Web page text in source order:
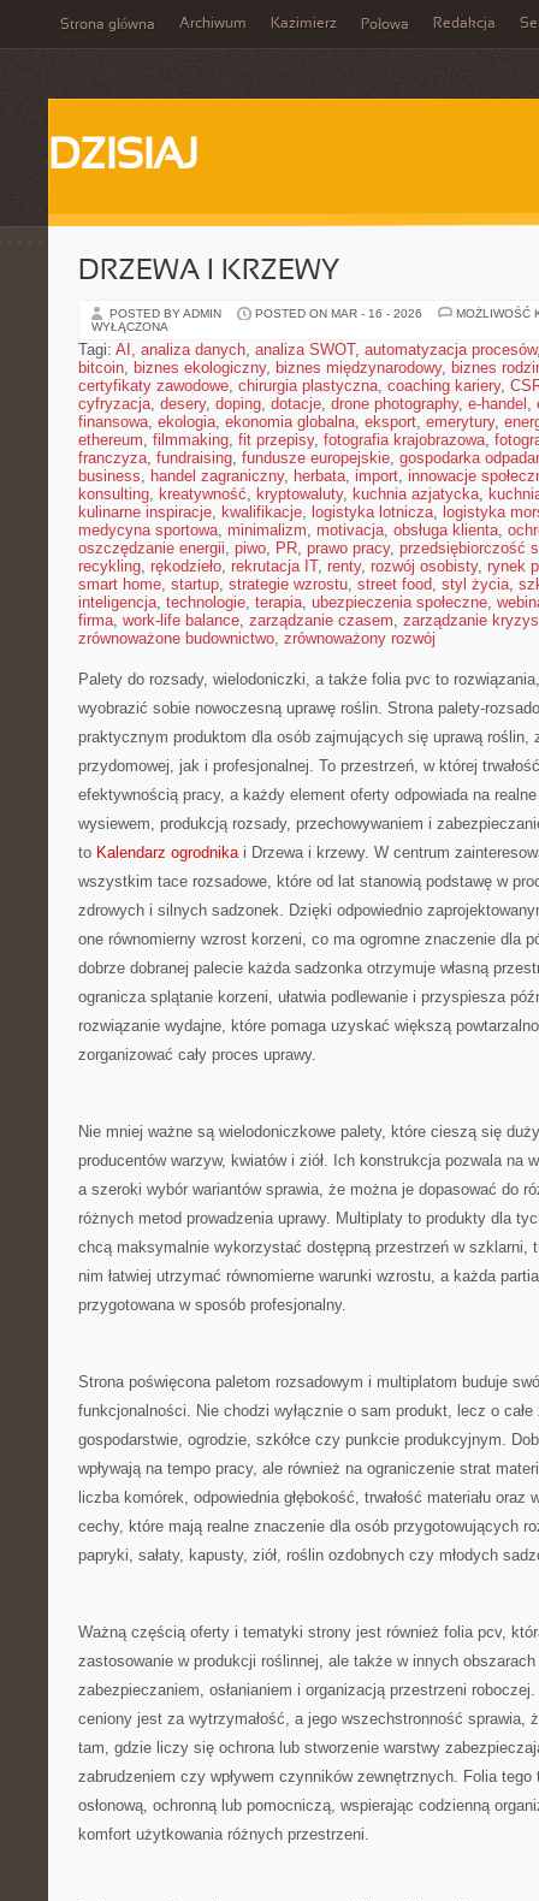
Strona główna Archiwum Kazimierz Połowa Redakcja
DZISIAJ
DRZEWA I KRZEWY
POSTED BY ADMIN POSTED ON MAR - 16 - 2026
MOŻLIWOŚĆ
WYŁĄCZONA
Tagi: AI , analiza danych, analiza SWOT, automatyzacja procesów
bitcoin, biznes ekologiczny, biznes międzynarodowy, biznes
certyfikaty zawodowe, chirurgia plastyczna, coaching kariery,
cyfryzacja, desery, doping, dotacje, drone photography, e-handel ,
finansowa, ekologia, ekonomia globalna, eksport, emerytury,
ethereum, filmmaking, fit przepisy, fotografia krajobrazowa,
franczyza, fundraising, fundusze europejskie, gospodarka
business, handel zagraniczny, herbata, import, innowacje
konsulting, kreatywność, kryptowaluty, kuchnia azjatycka,
kulinarne inspiracje, kwalifikacje, logistyka lotnicza, logistyka
medycyna sportowa, minimalizm, motivacja, obsługa klienta,
oszczędzanie energii, piwo, PR, prawo pracy, przedsiębiorczość
recykling, rękodzieło, rekrutacja IT, renty, rozwój osobisty, rynek
smart home, startup, strategie wzrostu, street food, styl życia,
inteligencja, technologie, terapia, ubezpieczenia społeczne,
firma, work-life balance, zarządzanie czasem, zarządzanie
zrównoważone budownictwo, zrównoważony rozwój
Palety do rozsady, wielodoniczki, a także folia pvc to
wyobrazić sobie nowoczesną uprawę roślin. Strona palety-
praktycznym produktom dla osób zajmujących się uprawą roślin,
przydomowej, jak i profesjonalnej. To przestrzeń, w której
efektywnością pracy, a każdy element oferty odpowiada na
wysiewem, produkcją rozsady, przechowywaniem i
to Kalendarz ogrodnikai Drzewa i krzewy. W centrum
wszystkim tace rozsadowe, które od lat stanowią podstawę w
zdrowych i silnych sadzonek. Dzięki odpowiednio
one równomierny wzrost korzeni, co ma ogromne znaczenie dla
dobrze dobranej palecie każda sadzonka otrzymuje własną
ogranicza splątanie korzeni, ułatwia podlewanie i przyspiesza
rozwiązanie wydajne, które pomaga uzyskać większą
zorganizować cały proces uprawy.
Nie mniej ważne są wielodoniczkowe palety, które cieszą się
producentów warzyw, kwiatów i ziół. Ich konstrukcja pozwala na
a szeroki wybór wariantów sprawia, że można je dopasować do
różnych metod prowadzenia uprawy. Multiplaty to produkty dla
chcą maksymalnie wykorzystać dostępną przestrzeń w szklarni,
nim łatwiej utrzymać równomierne warunki wzrostu, a każda
przygotowana w sposób profesjonalny.
Strona poświęcona paletom rozsadowym i multiplatom buduje
funkcjonalności. Nie chodzi wyłącznie o sam produkt, lecz o
gospodarstwie, ogrodzie, szkółce czy punkcie produkcyjnym.
wpływają na tempo pracy, ale również na ograniczenie strat
liczba komórek, odpowiednia głębokość, trwałość materiału oraz
cechy, które mają realne znaczenie dla osób przygotowujących
papryki, sałaty, kapusty, ziół, roślin ozdobnych czy młodych
Ważną częścią oferty i tematyki strony jest również folia pcv,
zastosowanie w produkcji roślinnej, ale także w innych
zabezpieczaniem, osłanianiem i organizacją przestrzeni roboczej.
ceniony jest za wytrzymałość, a jego wszechstronność sprawia,
tam, gdzie liczy się ochrona lub stworzenie warstwy
zabrudzeniem czy wpływem czynników zewnętrznych. Folia tego
osłonową, ochronną lub pomocniczą, wspierając codzienną
komfort użytkowania różnych przestrzeni.